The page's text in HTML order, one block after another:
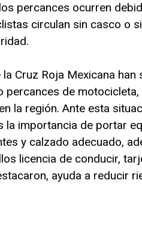
percances ocurren
circulan sin casco o
Cruz Roja Mexicana
percances de
la región. Ante esta
la importancia de portar
y calzado adecuado,
licencia de conducir,
ayuda a reducir